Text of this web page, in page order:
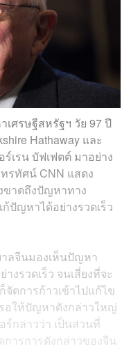
เศรษฐีสหรัฐฯ วัย 97 ปี
Hathaway และ
เรน บัฟเฟตต์ มาอย่าง
รทัศน์ CNN แสดง
าดถึงปัญหาทาง
ปัญหาได้อย่างรวดเร็ว
าลจีนมองเห็นปัญหา
งรวดเร็ว จนเสี่ยงที่จะ
ดการก้าวเข้าไปแก้ไข
อให้ปัญหาดังกล่าวใหญ่
ร์กล่าวว่า เป็นส่วนที่
ารการดังกล่าวของจีน